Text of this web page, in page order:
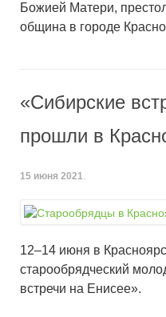
Божией Матери,
община в городе
«Сибирские
прошли в
15 июня 2021.
12–14 июня в
старообрядческий
встречи на Енисее».